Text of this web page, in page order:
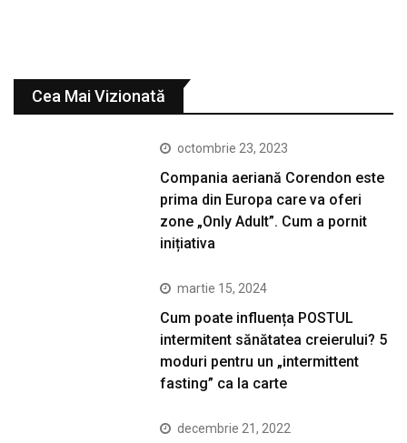
Cea Mai Vizionată
octombrie 23, 2023
Compania aeriană Corendon este
prima din Europa care va oferi
zone „Only Adult”. Cum a pornit
inițiativa
martie 15, 2024
Cum poate influența POSTUL
intermitent sănătatea creierului? 5
moduri pentru un „intermittent
fasting” ca la carte
decembrie 21, 2022